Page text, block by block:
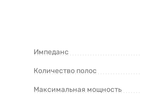
Импеданс
Количество полос
Максимальная мощность